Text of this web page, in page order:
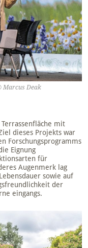
Marcus Deak
mit
dieses Projekts war
Forschungsprogramms
Eignung
für
Augenmerk lag
sowie auf
der
eingangs.